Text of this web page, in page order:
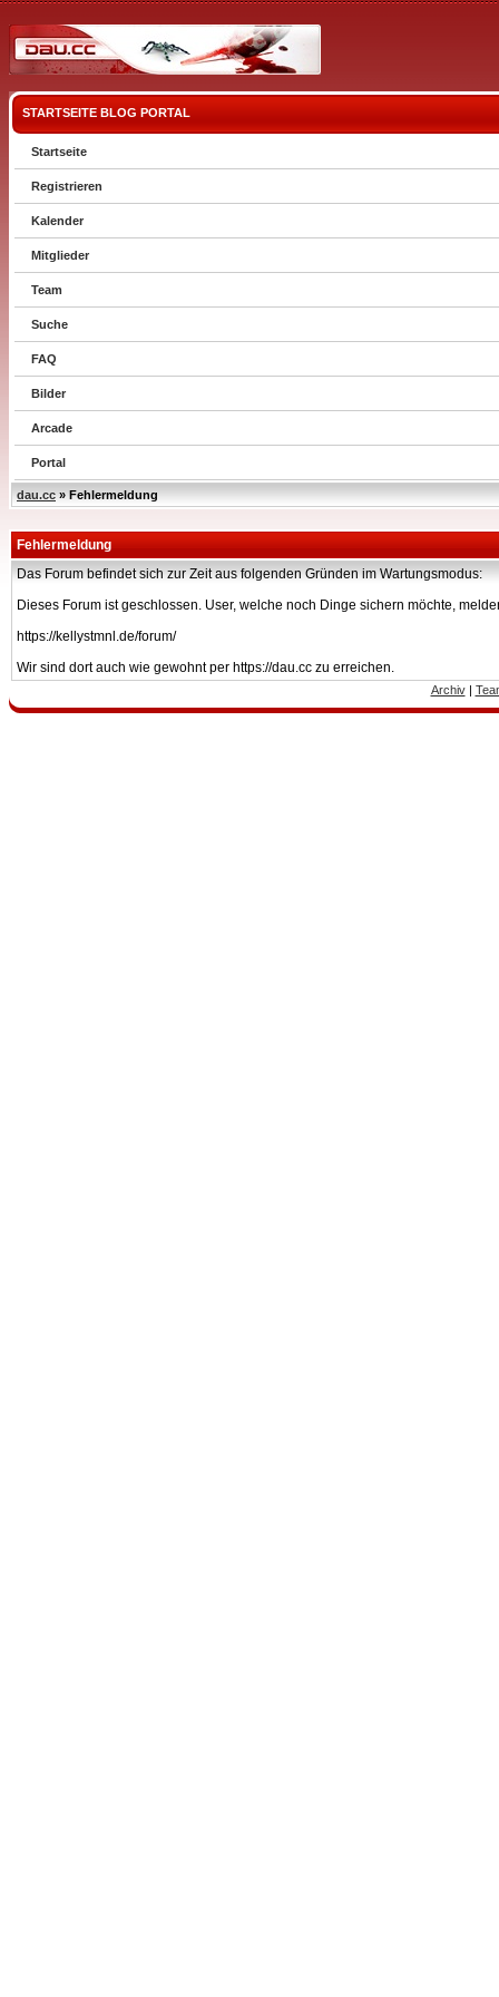
STARTSEITE BLOG PORTAL
Startseite
Registrieren
Kalender
Mitglieder
Team
Suche
FAQ
Bilder
Arcade
Portal
dau.cc » Fehlermeldung
Fehlermeldung
Das Forum befindet sich zur Zeit aus folgenden Gründen im Wartungsmodus:
Dieses Forum ist geschlossen. User, welche noch Dinge sichern möchte,
https://kellystmnl.de/forum/
Wir sind dort auch wie gewohnt per https://dau.cc zu erreichen.
Archiv|